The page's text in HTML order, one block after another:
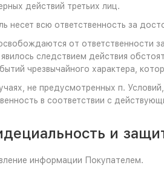
действий третьих лиц.
несет всю ответственность за
от ответственности
следствием действия
чрезвычайного характера,
не предусмотренных п.
в соответствии с
и
информации Покупателем.